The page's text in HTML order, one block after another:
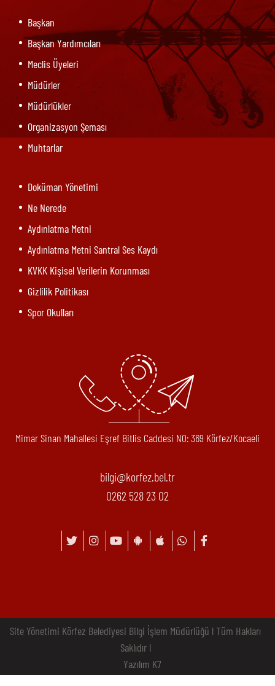
Başkan
Başkan Yardımcıları
Meclis Üyeleri
Müdürler
Müdürlükler
Organizasyon Şeması
Muhtarlar
Doküman Yönetimi
Ne Nerede
Aydınlatma Metni
Aydınlatma Metni Santral Ses Kaydı
KVKK Kişisel Verilerin Korunması
Gizlilik Politikası
Spor Okulları
Mimar Sinan Mahallesi Eşref Bitlis Caddesi N0: 369 Körfez/Kocaeli
bilgi@korfez.bel.tr
0262 528 23 02
Site Yönetimi Körfez Belediyesi Bilgi İşlem Müdürlüğü l Tüm Hakları
Saklıdır l
Yazılım K7